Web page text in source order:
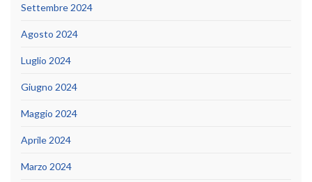
Settembre 2024
Agosto 2024
Luglio 2024
Giugno 2024
Maggio 2024
Aprile 2024
Marzo 2024